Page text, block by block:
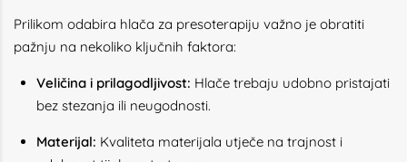
Prilikom odabira hlača za presoterapiju važno je obratiti
pažnju na nekoliko ključnih faktora:
Veličina i prilagodljivost: Hlače trebaju udobno pristajati
bez stezanja ili neugodnosti.
Materijal: Kvaliteta materijala utječe na trajnost i